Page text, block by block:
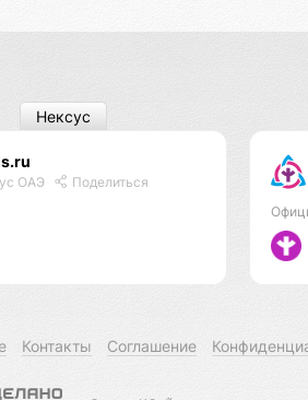
ОАЭ Поделиться
Нексус
Контакты Соглашение